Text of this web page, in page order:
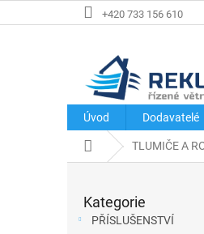
na
+420 733 156 610
Úvod Dodavatelé
Domů TLUMIČE A
Přeskočit
kategorie
Kategorie
PŘÍSLUŠENSTVÍ